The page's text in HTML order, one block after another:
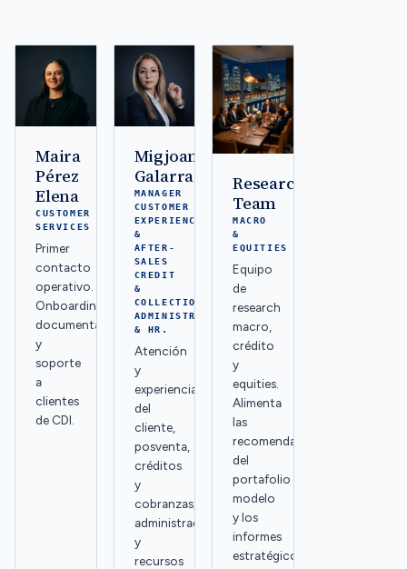
Maira
Pérez
Elena
CUSTOMER
SERVICES
Primer
contacto
operativo.
Onboarding,
documentación
y
soporte
a
clientes
de CDI.
Migjoam
Galarraga
MANAGER
CUSTOMER
EXPERIENCE
&
AFTER-
SALES
CREDIT
&
COLLECTIONS,
ADMINISTRATION
& HR.
Atención
y
experiencia
del
cliente,
posventa,
créditos
y
cobranzas,
administración
y
recursos
Research
Team
MACRO
&
EQUITIES
Equipo
de
research
macro,
crédito
y
equities.
Alimenta
las
recomendaciones
del
portafolio
modelo
y los
informes
estratégicos.